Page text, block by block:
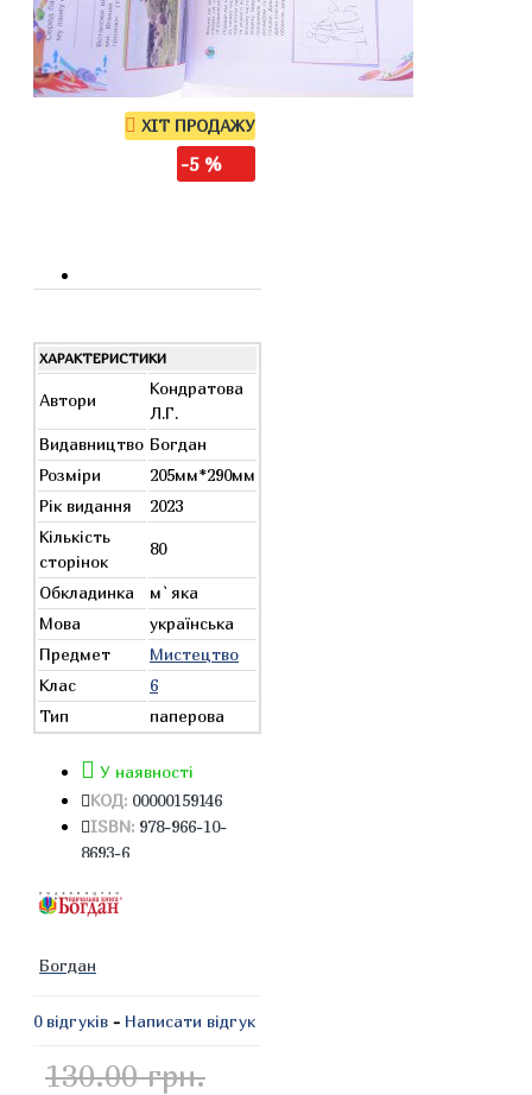
ХІТ ПРОДАЖУ
-5 %
ХАРАКТЕРИСТИКИ
Автори
Кондратова
Л.Г.
Видавництво Богдан
Розміри
205мм*290мм
Рік видання
2023
Кількість
сторінок
80
Обкладинка
м`яка
Мова
українська
Предмет
Мистецтво
Клас
6
Тип
паперова
У наявності
КОД: 00000159146
ISBN: 978-966-10-
8693-6
Богдан
0 відгуків - Написати відгук
130.00 грн.